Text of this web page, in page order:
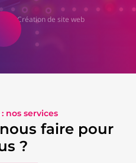
Création de site web
nos services
faire pour
?